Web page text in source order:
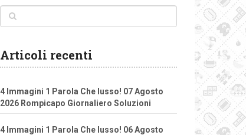
Articoli recenti
4 Immagini 1 Parola Che lusso! 07 Agosto
2026 Rompicapo Giornaliero Soluzioni
4 Immagini 1 Parola Che lusso! 06 Agosto